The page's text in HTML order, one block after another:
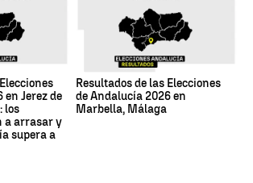
en Jerez de
los
a arrasar y
supera a
Resultados de las Elecciones
de Andalucía 2026 en
Marbella, Málaga